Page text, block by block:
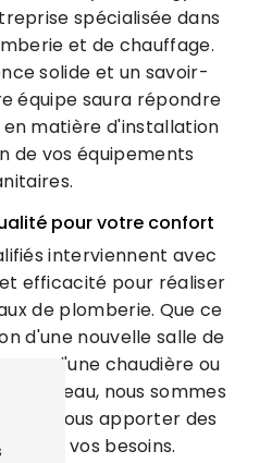
spécialisée dans
et de chauffage.
solide et un savoir-
équipe saura répondre
en matière d'installation
de vos équipements
pour votre confort
interviennent avec
efficacité pour réaliser
de plomberie. Que ce
d'une nouvelle salle de
d'une chaudière ou
d'eau, nous sommes
pour vous apporter des
à vos besoins.